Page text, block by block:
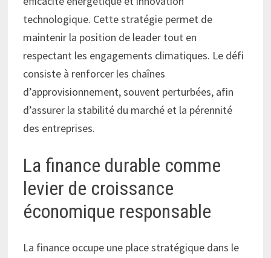
technologique. Cette stratégie permet de
maintenir la position de leader tout en
respectant les engagements climatiques. Le défi
consiste à renforcer les chaînes
d’approvisionnement, souvent perturbées, afin
d’assurer la stabilité du marché et la pérennité
des entreprises.
La finance durable comme
levier de croissance
économique responsable
La finance occupe une place stratégique dans le